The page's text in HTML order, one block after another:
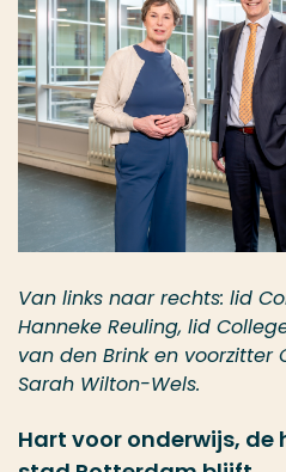
Van links naar rechts: lid
Hanneke Reuling, lid
van den Brink en voorzitter
Sarah Wilton-Wels.
Hart voor onderwijs, de